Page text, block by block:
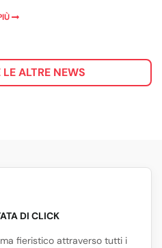
ALTRE NEWS
DI CLICK
fieristico attraverso tutti i